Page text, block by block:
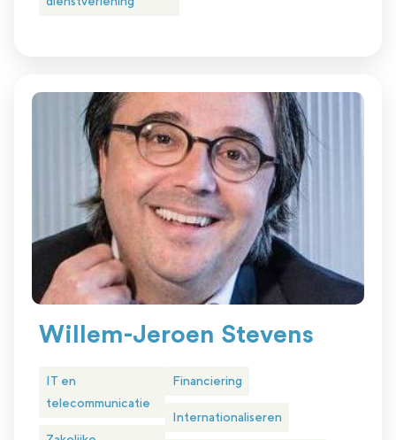
Willem-Jeroen Stevens
IT en
telecommunicatie
Financiering
Internationaliseren